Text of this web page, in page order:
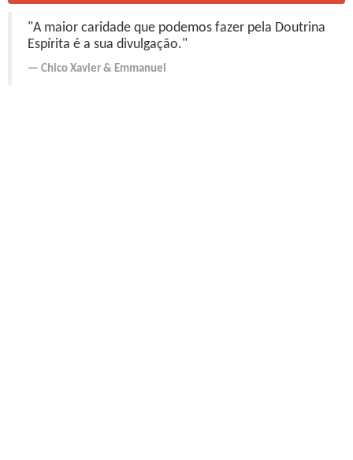
"A maior caridade que podemos fazer pela Doutrina
Espírita é a sua divulgação."
Chico Xavier & Emmanuel